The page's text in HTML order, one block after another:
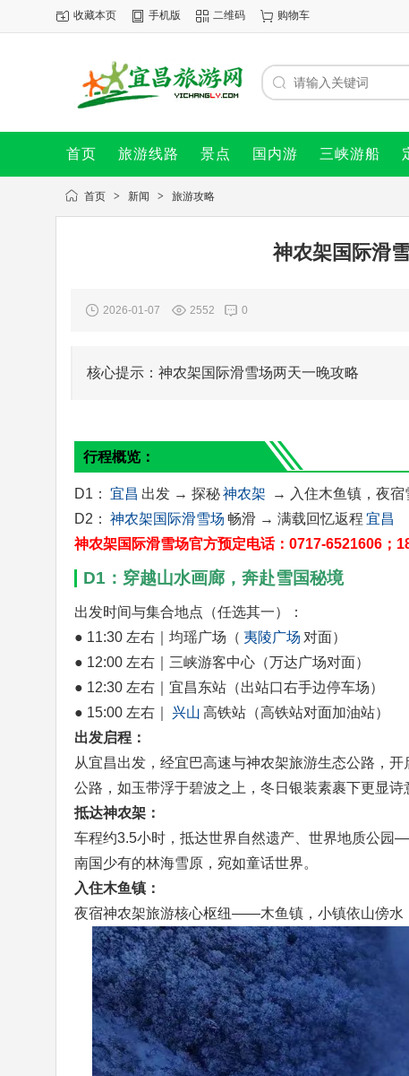
收藏本页 手机版 二维码 购物车
首页 旅游线路 景点 国内游 三峡游船
首页 > 新闻 > 旅游攻略
神农架国际滑
2026-01-07 2552 0
核心提示：神农架国际滑雪场两天一晚攻略
行程概览：
D1： 宜昌 出发 → 探秘神农架
→ 入住木鱼镇，夜宿
D2： 神农架国际滑雪场 畅滑 → 满载回忆返程 宜昌
神农架国际滑雪场官方预定电话：0717-6521606；
D1：穿越山水画廊，奔赴雪国秘境
出发时间与集合地点（任选其一）：
● 11:30 左右｜均瑶广场（ 夷陵广场 对面）
● 12:00 左右｜三峡游客中心（万达广场对面）
● 12:30 左右｜宜昌东站（出站口右手边停车场）
● 15:00 左右｜
兴山 高铁站（高铁站对面加油站）
出发启程：
从宜昌出发，经宜巴高速与神农架旅游生态公路，
公路，如玉带浮于碧波之上，冬日银装素裹下更显诗
抵达神农架：
车程约3.5小时，抵达世界自然遗产、世界地质公
南国少有的林海雪原，宛如童话世界。
入住木鱼镇：
夜宿神农架旅游核心枢纽——木鱼镇，小镇依山傍水